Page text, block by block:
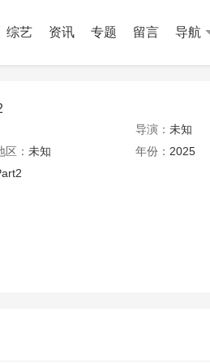
综艺 资讯 专题 留言 导航
导演： 未知
区： 未知 年份： 2025